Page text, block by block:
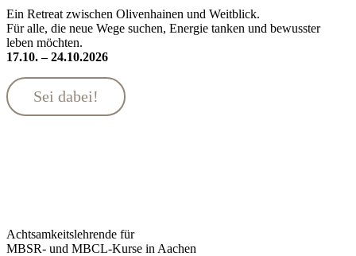
Ein Retreat zwischen Olivenhainen und Weitblick.
Für alle, die neue Wege suchen, Energie tanken und bewusster
leben möchten.
17.10. – 24.10.2026
Sei dabei!
Achtsamkeitslehrende für
MBSR- und MBCL-Kurse in Aachen